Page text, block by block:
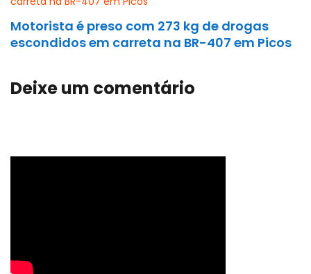
Motorista é preso com 273 kg de drogas
escondidos em carreta na BR-407 em Picos
Deixe um comentário